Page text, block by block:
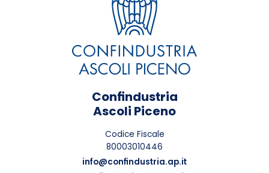
Confindustria
Ascoli Piceno
Codice Fiscale
80003010446
info@confindustria.ap.it